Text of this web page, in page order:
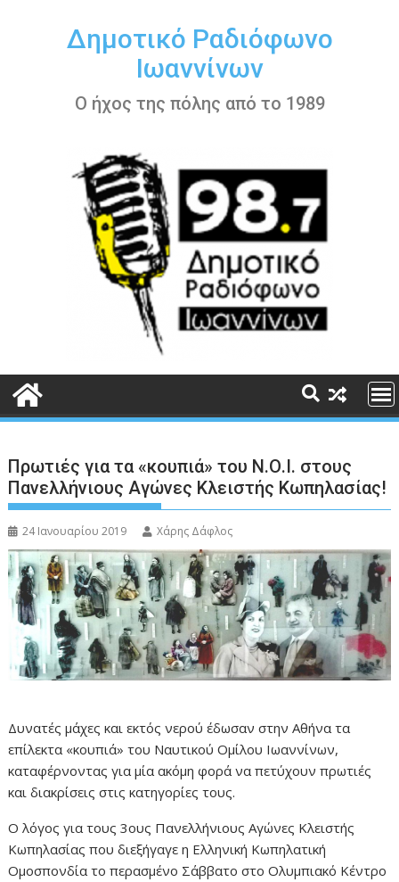
περιεχόμενοΔημοτικό Ραδιόφωνο
Ιωαννίνων
Ο ήχος της πόλης από το 1989
Πρωτιές για τα «κουπιά» του Ν.Ο.Ι. στους
Πανελλήνιους Αγώνες Κλειστής Κωπηλασίας!
24 Ιανουαρίου 2019 Χάρης Δάφλος
Δυνατές μάχες και εκτός νερού έδωσαν στην Αθήνα τα
επίλεκτα «κουπιά» του Ναυτικού Ομίλου Ιωαννίνων,
καταφέρνοντας για μία ακόμη φορά να πετύχουν πρωτιές
και διακρίσεις στις κατηγορίες τους.
Ο λόγος για τους 3ους Πανελλήνιους Αγώνες Κλειστής
Κωπηλασίας που διεξήγαγε η Ελληνική Κωπηλατική
Ομοσπονδία το περασμένο Σάββατο στο Ολυμπιακό Κέντρο